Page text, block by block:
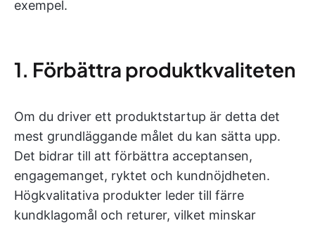
exempel.
1. Förbättra produktkvaliteten
Om du driver ett produktstartup är detta det
mest grundläggande målet du kan sätta upp.
Det bidrar till att förbättra acceptansen,
engagemanget, ryktet och kundnöjdheten.
Högkvalitativa produkter leder till färre
kundklagomål och returer, vilket minskar